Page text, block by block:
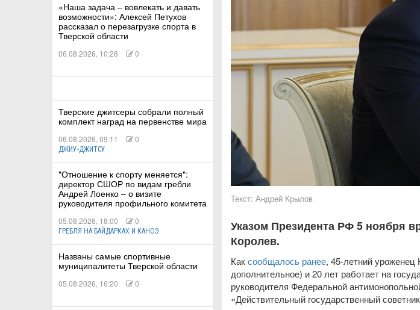
«Наша задача – вовлекать и давать
возможности»: Алексей Петухов
рассказал о перезагрузке спорта в
Тверской области
06.08.2026, 10:28 0
Тверские джитсеры собрали полный
комплект наград на первенстве мира
06.08.2026, 09:11 0
ДЖИУ-ДЖИТСУ
"Отношение к спорту меняется":
директор СШОР по видам гребли
Андрей Лоенко – о визите
руководителя профильного комитета
05.08.2026, 18:00 0
ГРЕБЛЯ НА БАЙДАРКАХ И КАНОЭ
Названы самые спортивные
муниципалитеты Тверской области
05.08.2026, 16:20 0
Текст:Андрей Крылов
Указом Президента РФ 5 ноября
Королев.
Каксообщалось ранее, 45-летний уроженец
дополнительное) и 20 лет работает на
руководителя Федеральной
«Действительный государственный